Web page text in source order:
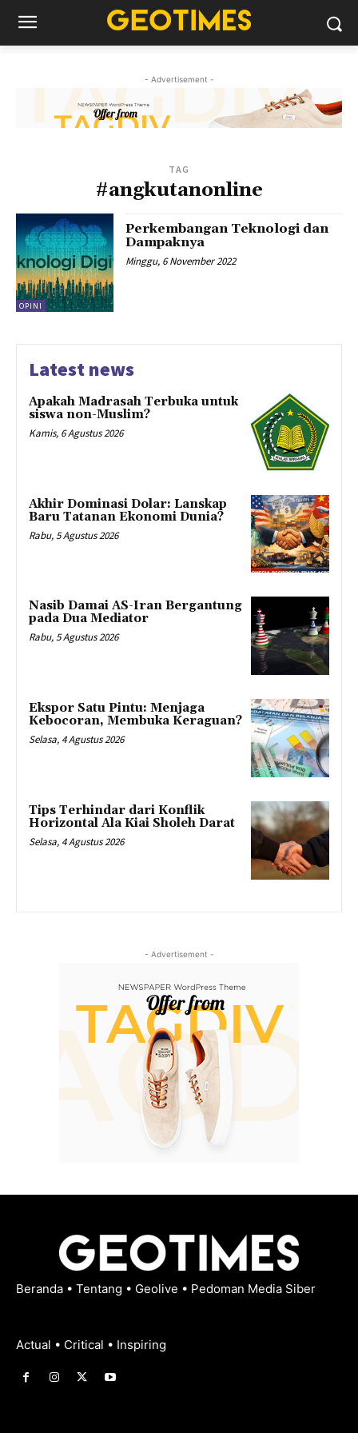
- Advertisement -
TAG
#angkutanonline
OPINI
Perkembangan Teknologi dan
Dampaknya
Minggu, 6 November 2022
Latest news
Apakah Madrasah Terbuka untuk
siswa non-Muslim?
Kamis, 6 Agustus 2026
Akhir Dominasi Dolar: Lanskap
Baru Tatanan Ekonomi Dunia?
Rabu, 5 Agustus 2026
Nasib Damai AS-Iran Bergantung
pada Dua Mediator
Rabu, 5 Agustus 2026
Ekspor Satu Pintu: Menjaga
Kebocoran, Membuka Keraguan?
Selasa, 4 Agustus 2026
Tips Terhindar dari Konflik
Horizontal Ala Kiai Sholeh Darat
Selasa, 4 Agustus 2026
- Advertisement -
Beranda • Tentang • Geolive • Pedoman Media Siber
Actual • Critical • Inspiring